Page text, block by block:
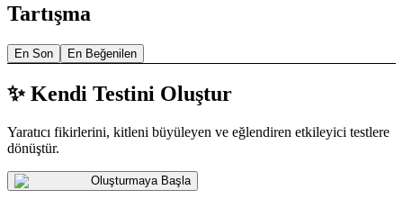
Tartışma
En Son En Beğenilen
✨ Kendi Testini Oluştur
Yaratıcı fikirlerini, kitleni büyüleyen ve eğlendiren etkileyici testlere
dönüştür.
Oluşturmaya Başla